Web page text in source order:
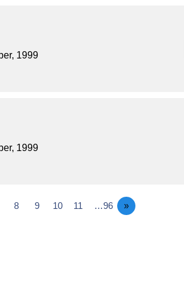
1999
1999
8 9 10 11 …96 »